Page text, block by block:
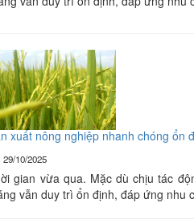
xuất nông nghiệp nhanh chóng ổn
10/2025
gian vừa qua. Mặc dù chịu tác
vẫn duy trì ổn định, đáp ứng nhu